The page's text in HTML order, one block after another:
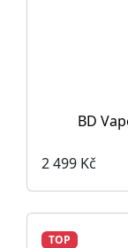
BD
2 499 Kč
TOP